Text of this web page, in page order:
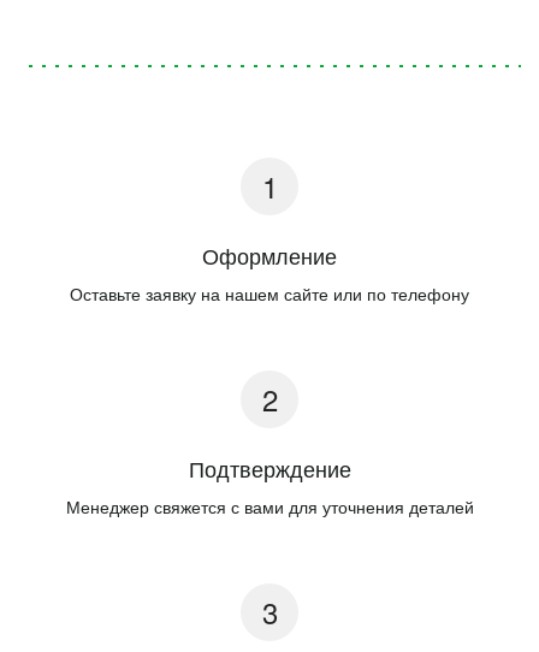
Оформление
Оставьте заявку на нашем сайте или по телефону
Подтверждение
Менеджер свяжется с вами для уточнения деталей